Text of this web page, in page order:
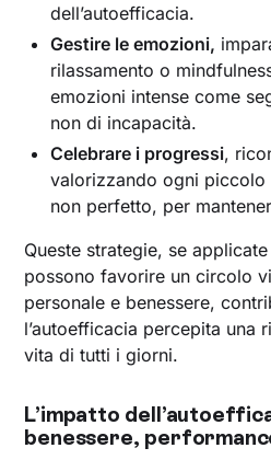
dell’autoefficacia.
Gestire le emozioni,
rilassamento o
emozioni intense come
non di incapacità.
Celebrare i progressi,
valorizzando ogni piccolo
non perfetto, per
Queste strategie, se
possono favorire un circolo
personale e benessere,
l’autoefficacia percepita una
vita di tutti i giorni.
L’impatto
benessere,